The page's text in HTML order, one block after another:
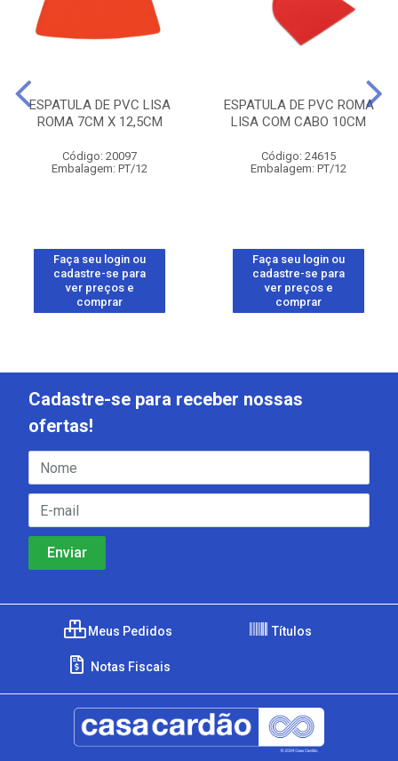
ESPATULA DE PVC LISA
ROMA 7CM X 12,5CM
Código: 20097
Embalagem: PT/12
Faça seu login ou
cadastre-se para
ver preços e
comprar
ESPATULA DE PVC ROMA
LISA COM CABO 10CM
Código: 24615
Embalagem: PT/12
Faça seu login ou
cadastre-se para
ver preços e
comprar
Cadastre-se para receber nossas
ofertas!
Meus Pedidos Títulos
Notas Fiscais